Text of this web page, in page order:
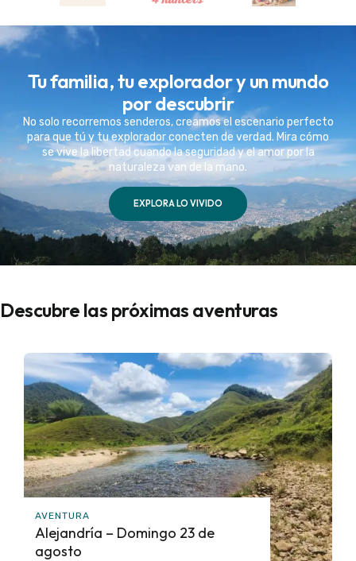
Tu familia, tu explorador y un mundo
por descubrir
No solo recorremos senderos, creamos el escenario perfecto
para que tú y tu explorador conecten de verdad. Mira cómo
se vive la libertad cuando la seguridad y el amor por la
naturaleza van de la mano.
EXPLORA LO VIVIDO
Descubre las próximas aventuras
AVENTURA
Alejandría – Domingo 23 de
agosto